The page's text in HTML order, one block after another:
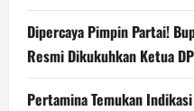
Dipercaya Pimpin Partai!
Resmi Dikukuhkan Ketua
Pertamina Temukan